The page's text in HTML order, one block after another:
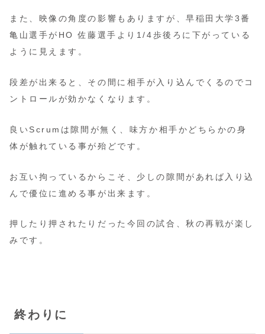
また、映像の角度の影響もありますが、早稲田大学3番
亀山選手がHO 佐藤選手より1/4歩後ろに下がっている
ように見えます。
段差が出来ると、その間に相手が入り込んでくるのでコ
ントロールが効かなくなります。
良いScrumは隙間が無く、味方か相手かどちらかの身
体が触れている事が殆どです。
お互い拘っているからこそ、少しの隙間があれば入り込
んで優位に進める事が出来ます。
押したり押されたりだった今回の試合、秋の再戦が楽し
みです。
終わりに